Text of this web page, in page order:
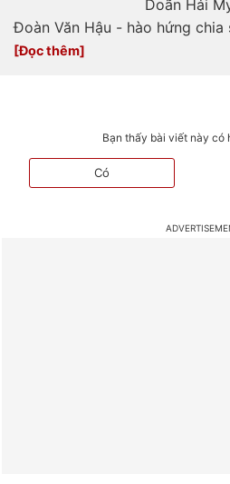
Doãn Hải
Đoàn Văn Hậu - hào hứng chia
Bạn thấy bài viết này có
Có